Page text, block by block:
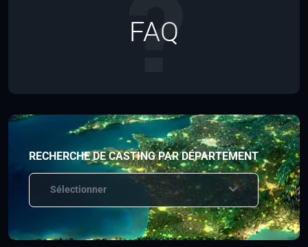
FAQ
RECHERCHE DE CASTING PAR DÉPARTEMENT
Sélectionner